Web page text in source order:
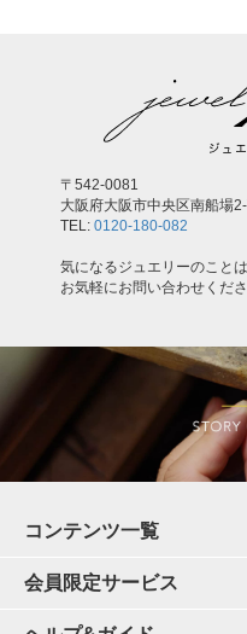
〒542-0081
大阪府大阪市中央区南船場
TEL: 0120-180-082
気になるジュエリーのことは
お気軽にお問い合わせくださ
コンテンツ一覧
会員限定サービス